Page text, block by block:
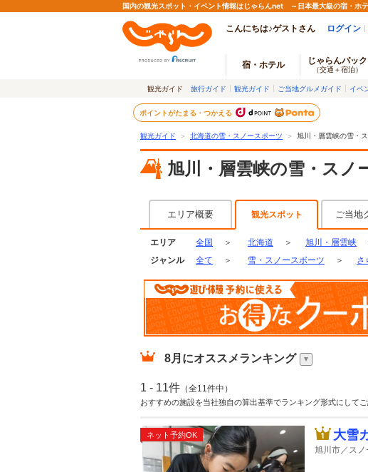
国内の観光スポット・イベント情報はじゃらんnet ～日本最大級の宿・ホ
こんにちは♪ゲストさん ログイン
宿・ホテル じゃらんパック
（交通＋宿泊）
観光ガイド 旅行ガイド 観光ガイド ご当地グルメガイド イベ
ポイントがたまる・つかえる
観光ガイド ＞ 北海道の雪・スノースポーツ ＞ 旭川・層雲峡の雪・
旭川・層雲峡の雪・スノ
エリア概要 観光スポット ご当地
エリア 全国 ＞ 北海道 ＞ 旭川・層雲峡
ジャンル
全て ＞ 雪・スノースポーツ ＞ さ
8月 にオススメランキング
1 - 11件 （全11件中）
おすすめの施設を当社独自の算出基準でランキング形式にしてご
ネット予約OK 大雪
旭川市／ス